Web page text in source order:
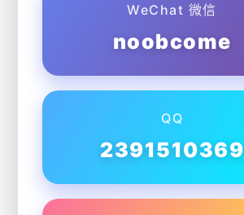
WeChat 微信
noobcome
QQ
2391510369